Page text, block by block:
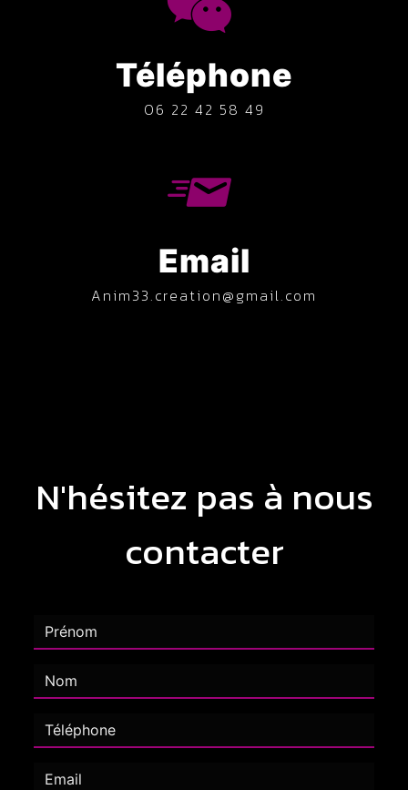
Téléphone
06 22 42 58 49
Email
anim33.creation@gmail.com
N'hésitez pas à nous
contacter